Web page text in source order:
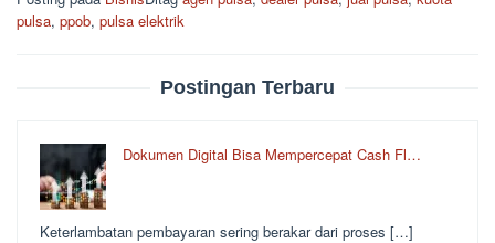
pulsa, ppob, pulsa elektrik
Postingan Terbaru
Dokumen Digital Bisa Mempercepat Cash Fl…
Keterlambatan pembayaran sering berakar dari proses […]